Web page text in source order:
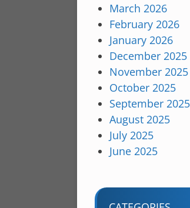
March 2026
February 2026
January 2026
December 2025
November 2025
October 2025
September 2025
August 2025
July 2025
June 2025